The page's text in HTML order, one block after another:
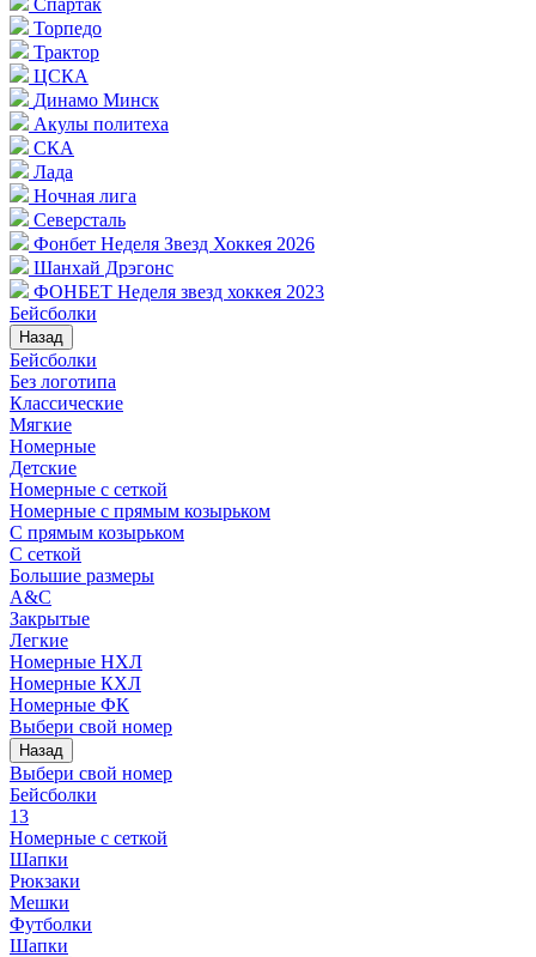
Спартак
Торпедо
Трактор
ЦСКА
Динамо Минск
Акулы политеха
СКА
Лада
Ночная лига
Северсталь
Фонбет Неделя Звезд Хоккея 2026
Шанхай Дрэгонс
ФОНБЕТ Неделя звезд хоккея 2023
Бейсболки
Назад
Бейсболки
Без логотипа
Классические
Мягкие
Номерные
Детские
Номерные с сеткой
Номерные с прямым козырьком
С прямым козырьком
С сеткой
Большие размеры
A&C
Закрытые
Легкие
Номерные НХЛ
Номерные КХЛ
Номерные ФК
Выбери свой номер
Назад
Выбери свой номер
Бейсболки
13
Номерные с сеткой
Шапки
Рюкзаки
Мешки
Футболки
Шапки